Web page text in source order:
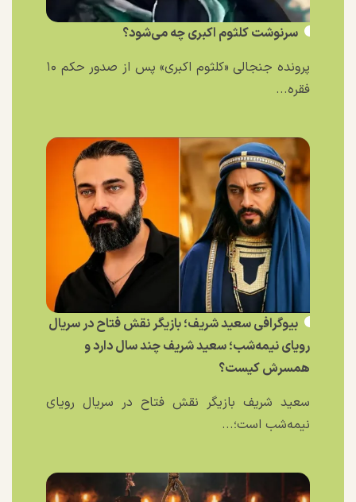
سرنوشت کلثوم اکبری چه می‌شود؟
پرونده جنجالی «کلثوم اکبری» پس از صدور حکم ۱۰
فقره...
بیوگرافی سعید شریف؛ بازیگر نقش فتاح در سریال
رویای نیمه‌شب؛ سعید شریف چند سال دارد و
همسرش کیست؟
سعید شریف بازیگر نقش فتاح در سریال رویای
نیمه‌شب است؛...